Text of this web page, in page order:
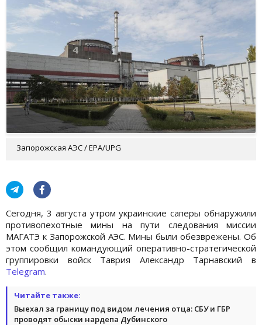
Запорожская АЭС / ЕРА/UPG
Сегодня, 3 августа утром украинские саперы обнаружили
противопехотные мины на пути следования миссии
МАГАТЭ к Запорожской АЭС. Мины были обезврежены. Об
этом сообщил командующий оперативно-стратегической
группировки войск Таврия Александр Тарнавский в
Telegram.
Читайте также:
Выехал за границу под видом лечения отца: СБУ и ГБР
проводят обыски нардепа Дубинского